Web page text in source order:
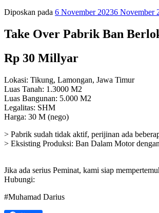
Diposkan pada 6 November 20236 November
Take Over Pabrik Ban
Rp 30 Millyar
Lokasi: Tikung, Lamongan, Jawa Timur
Luas Tanah: 1.3000 M2
Luas Bangunan: 5.000 M2
Legalitas: SHM
Harga: 30 M (nego)
> Pabrik sudah tidak aktif, perijinan ada
> Eksisting Produksi: Ban Dalam Motor
Jika ada serius Peminat, kami siap
Hubungi:
#Muhamad Darius